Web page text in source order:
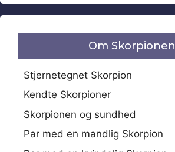
Om Skorpionen
Stjernetegnet Skorpion
Kendte Skorpioner
Skorpionen og sundhed
Par med en mandlig Skorpion